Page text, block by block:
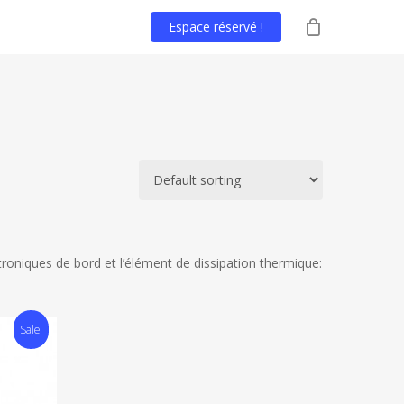
Espace réservé !
de bord et l’élément de dissipation thermique:
Sale!